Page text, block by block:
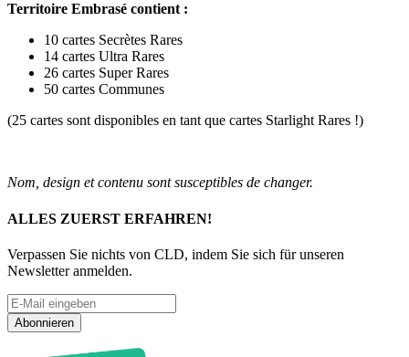
Territoire Embrasé contient :
10 cartes Secrètes Rares
14 cartes Ultra Rares
26 cartes Super Rares
50 cartes Communes
(25 cartes sont disponibles en tant que cartes Starlight Rares !)
Nom, design et contenu sont susceptibles de changer.
ALLES ZUERST ERFAHREN!
Verpassen Sie nichts von CLD, indem Sie sich für unseren
Newsletter anmelden.
Abonnieren